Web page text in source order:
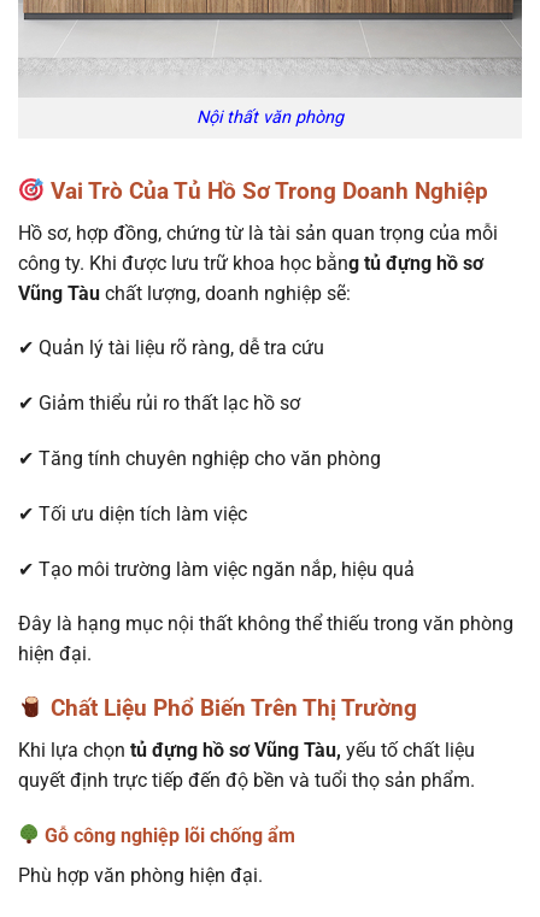
Nội thất văn phòng
Vai Trò Của Tủ Hồ Sơ Trong Doanh Nghiệp
Hồ sơ, hợp đồng, chứng từ là tài sản quan trọng của mỗi
công ty. Khi được lưu trữ khoa học bằng tủ đựng hồ sơ
Vũng Tàu chất lượng, doanh nghiệp sẽ:
✔ Quản lý tài liệu rõ ràng, dễ tra cứu
✔ Giảm thiểu rủi ro thất lạc hồ sơ
✔ Tăng tính chuyên nghiệp cho văn phòng
✔ Tối ưu diện tích làm việc
✔ Tạo môi trường làm việc ngăn nắp, hiệu quả
Đây là hạng mục nội thất không thể thiếu trong văn phòng
hiện đại.
Chất Liệu Phổ Biến Trên Thị Trường
Khi lựa chọn tủ đựng hồ sơ Vũng Tàu, yếu tố chất liệu
quyết định trực tiếp đến độ bền và tuổi thọ sản phẩm.
Gỗ công nghiệp lõi chống ẩm
Phù hợp văn phòng hiện đại.